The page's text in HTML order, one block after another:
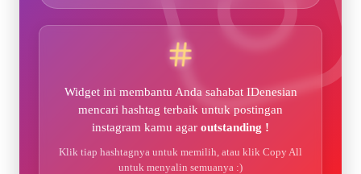
Widget ini membantu Anda sahabat IDenesian
mencari hashtag terbaik untuk postingan
instagram kamu agar outstanding !
Klik tiap hashtagnya untuk memilih, atau klik Copy All
untuk menyalin semuanya :)